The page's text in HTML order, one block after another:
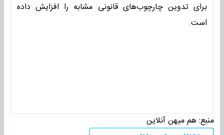
برای تدوین چارچوب‌های قانونی مشابه را افزایش داده
است.
منبع: هم میهن آنلاین